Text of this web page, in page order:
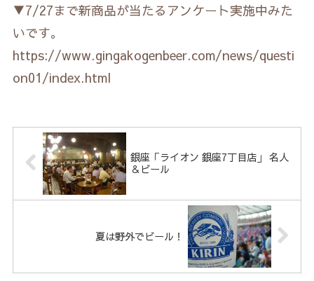
▼7/27まで新商品が当たるアンケート実施中みた
いです。
https://www.gingakogenbeer.com/news/questi
on01/index.html
銀座「ライオン 銀座7丁目店」 名人
＆ビール
夏は野外でビール！